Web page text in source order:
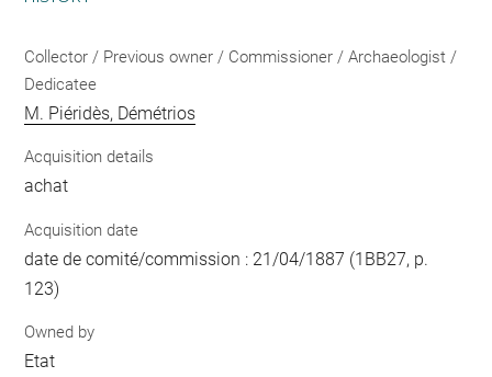
Collector / Previous owner / Commissioner / Archaeologist /
Dedicatee
M. Piéridès, Démétrios
Acquisition details
achat
Acquisition date
date de comité/commission : 21/04/1887 (1BB27, p.
123)
Owned by
Etat